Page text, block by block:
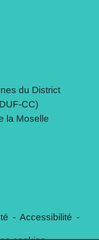
du District
CC)
la Moselle
- Accessibilité -